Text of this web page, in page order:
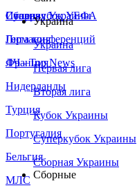
Сборная Украины
Италия
Германия
Франция
Нидерланды
Турция
Португалия
Бельгия
МЛС
Суперкубок УЕФА
Лига конференций
ЛЧ - Top News
Украина
Украина
Первая лига
Вторая лига
Кубок Украины
Суперкубок Украины
Сборная Украины
Сборные